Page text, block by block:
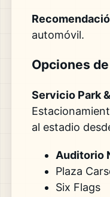
automóvil.
Opciones
Servicio Park
al estadio
Auditorio
Plaza
Six Flags